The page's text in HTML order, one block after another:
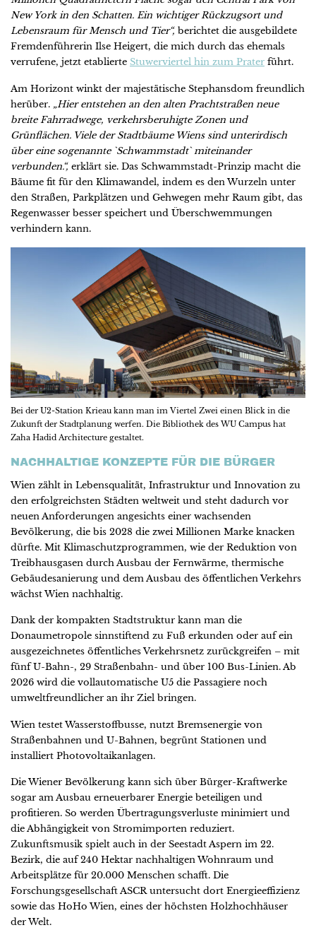
New York in den Schatten. Ein wichtiger Rückzugsort und
Lebensraum für Mensch und Tier“, berichtet die ausgebildete
Fremdenführerin Ilse Heigert, die mich durch das ehemals
verrufene, jetzt etablierte Stuwerviertel hin zum Prater führt.
Am Horizont winkt der majestätische Stephansdom freundlich
herüber. „Hier entstehen an den alten Prachtstraßen neue
breite Fahrradwege, verkehrsberuhigte Zonen und
Grünflächen. Viele der Stadtbäume Wiens sind unterirdisch
über eine sogenannte `Schwammstadt` miteinander
verbunden.“, erklärt sie. Das Schwammstadt-Prinzip macht die
Bäume fit für den Klimawandel, indem es den Wurzeln unter
den Straßen, Parkplätzen und Gehwegen mehr Raum gibt, das
Regenwasser besser speichert und Überschwemmungen
verhindern kann.
Bei der U2-Station Krieau kann man im Viertel Zwei einen Blick in die
Zukunft der Stadtplanung werfen. Die Bibliothek des WU Campus hat
Zaha Hadid Architecture gestaltet.
NACHHALTIGE KONZEPTE FÜR DIE BÜRGER
Wien zählt in Lebensqualität, Infrastruktur und Innovation zu
den erfolgreichsten Städten weltweit und steht dadurch vor
neuen Anforderungen angesichts einer wachsenden
Bevölkerung, die bis 2028 die zwei Millionen Marke knacken
dürfte. Mit Klimaschutzprogrammen, wie der Reduktion von
Treibhausgasen durch Ausbau der Fernwärme, thermische
Gebäudesanierung und dem Ausbau des öffentlichen Verkehrs
wächst Wien nachhaltig.
Dank der kompakten Stadtstruktur kann man die
Donaumetropole sinnstiftend zu Fuß erkunden oder auf ein
ausgezeichnetes öffentliches Verkehrsnetz zurückgreifen – mit
fünf U-Bahn-, 29 Straßenbahn- und über 100 Bus-Linien. Ab
2026 wird die vollautomatische U5 die Passagiere noch
umweltfreundlicher an ihr Ziel bringen.
Wien testet Wasserstoffbusse, nutzt Bremsenergie von
Straßenbahnen und U-Bahnen, begrünt Stationen und
installiert Photovoltaikanlagen.
Die Wiener Bevölkerung kann sich über Bürger-Kraftwerke
sogar am Ausbau erneuerbarer Energie beteiligen und
profitieren. So werden Übertragungsverluste minimiert und
die Abhängigkeit von Stromimporten reduziert.
Zukunftsmusik spielt auch in der Seestadt Aspern im 22.
Bezirk, die auf 240 Hektar nachhaltigen Wohnraum und
Arbeitsplätze für 20.000 Menschen schafft. Die
Forschungsgesellschaft ASCR untersucht dort Energieeffizienz
sowie das HoHo Wien, eines der höchsten Holzhochhäuser
der Welt.